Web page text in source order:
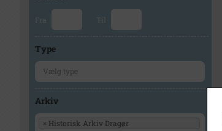
Fra Til
Type
Arkiv
× Historisk Arkiv Dragør